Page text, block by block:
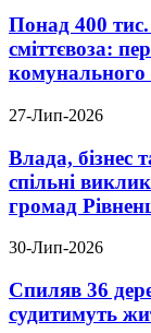
Понад 400
сміттєвоза:
комунального
27-Лип-2026
Влада, бізнес
спільні
громад
30-Лип-2026
Спиляв 36
судитимуть